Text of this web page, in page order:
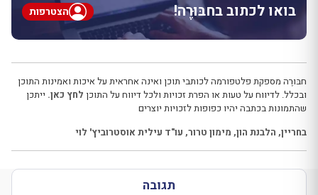
בואו לכתוב בחבּוּרֶה! הצטרפות
חבּוּרֶה מספקת פלטפורמה לכותבי תוכן ואינה אחראית על איכות ואמינות התוכן
ובכלל. לדיווח על טעות או הפרת זכויות ולכל דיווח על התוכן לחץ כאן. ייתכן
שהתמונות בכתבה יהיו כפופות לזכויות יוצרים
בחריין, הלבנת הון, מימון טרור, עו"ד עילית אוסטרוביץ' לוי
תגובה